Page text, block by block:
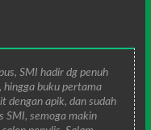
SMI hadir dg penuh
hingga buku pertama
dengan apik, dan sudah
SMI, semoga makin